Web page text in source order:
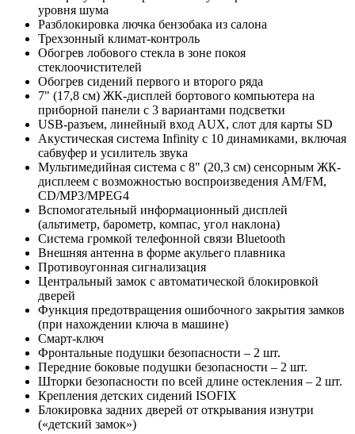
уровня шума
Разблокировка лючка бензобака из салона
Трехзонный климат-контроль
Обогрев лобового стекла в зоне покоя
стеклоочистителей
Обогрев сидений первого и второго ряда
7" (17,8 см) ЖК-дисплей бортового компьютера на
приборной панели с 3 вариантами подсветки
USB-разъем, линейный вход AUX, слот для карты SD
Акустическая система Infinity с 10 динамиками, включая
сабвуфер и усилитель звука
Мультимедийная система с 8" (20,3 см) сенсорным ЖК-
дисплеем с возможностью воспроизведения AM/FM,
CD/MP3/MPEG4
Вспомогательный информационный дисплей
(альтиметр, барометр, компас, угол наклона)
Система громкой телефонной связи Bluetooth
Внешняя антенна в форме акульего плавника
Противоугонная сигнализация
Центральный замок с автоматической блокировкой
дверей
Функция предотвращения ошибочного закрытия замков
(при нахождении ключа в машине)
Смарт-ключ
Фронтальные подушки безопасности – 2 шт.
Передние боковые подушки безопасности – 2 шт.
Шторки безопасности по всей длине остекления – 2 шт.
Крепления детских сидений ISOFIX
Блокировка задних дверей от открывания изнутри
(«детский замок»)